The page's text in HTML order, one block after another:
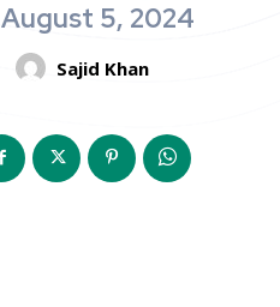
August 5, 2024
Sajid Khan